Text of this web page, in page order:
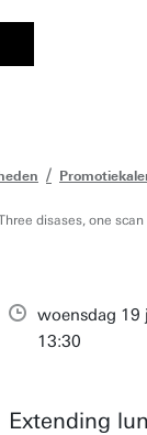
disases, one
woensdag 19
13:30
Extending